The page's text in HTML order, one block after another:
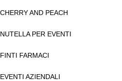
CHERRY AND PEACH
NUTELLA PER EVENTI
FINTI FARMACI
EVENTI AZIENDALI